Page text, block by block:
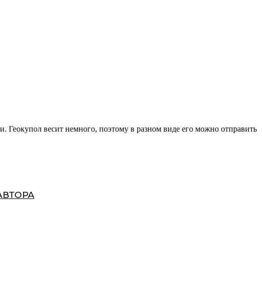
Геокупол весит немного, поэтому в разном виде его можно отправить